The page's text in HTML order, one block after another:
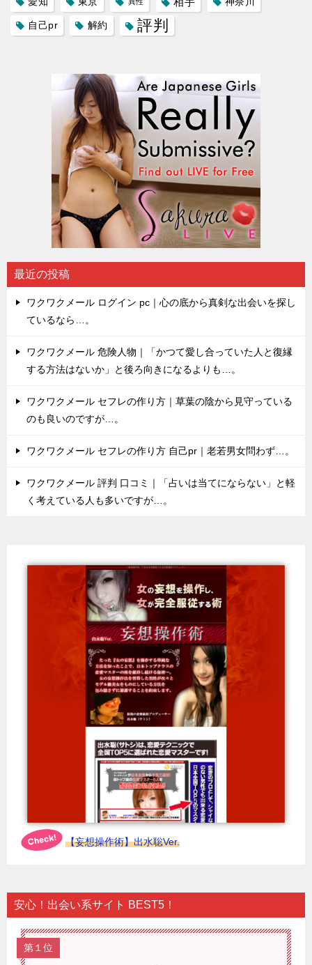
自己pr 解約 評判
最近の投稿
ワクワクメール ログイン pc｜心の底から真剣な出会いを探し
ているなら…。
ワクワクメール 危険人物｜「かつて愛し合っていた人と復縁
する方法はないか」と後ろ向きになるよりも…。
ワクワクメール セフレの作り方｜草葉の陰から見守っている
のも良いのですが…。
ワクワクメール セフレの作り方 自己pr｜老若男女問わず…。
ワクワクメール 評判 口コミ｜「占いは当てにならない」と軽
く考えている人も多いですが…。
【妄想操作術】出水聡Ver.
安心！出会い系サイト BEST5！
第１位